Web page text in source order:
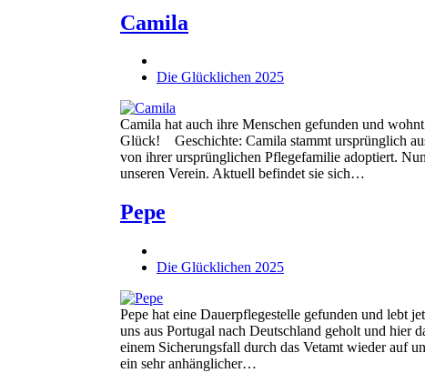
Camila
Die Glücklichen 2025
Camila hat auch ihre Menschen gefunden und
Glück! Geschichte: Camila stammt ursprünglich
von ihrer ursprünglichen Pflegefamilie adoptiert.
unseren Verein. Aktuell befindet sie sich…
Pepe
Die Glücklichen 2025
Pepe hat eine Dauerpflegestelle gefunden und
uns aus Portugal nach Deutschland geholt und hier
einem Sicherungsfall durch das Vetamt wieder auf
ein sehr anhänglicher…